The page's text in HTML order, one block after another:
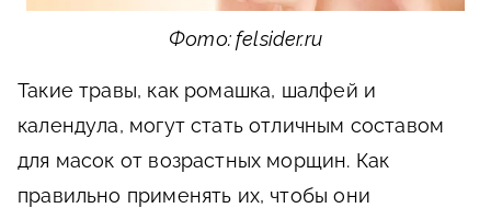
Фото: felsider.ru
Такие травы, как ромашка, шалфей и
календула, могут стать отличным составом
для масок от возрастных морщин. Как
правильно применять их, чтобы они